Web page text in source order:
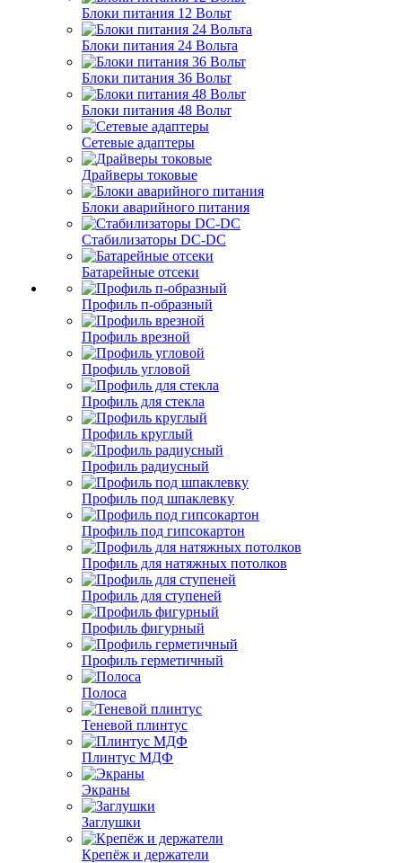
Блоки питания 12 Вольт
Блоки питания 24 Вольта
Блоки питания 36 Вольт
Блоки питания 48 Вольт
Сетевые адаптеры
Драйверы токовые
Блоки аварийного питания
Стабилизаторы DC-DC
Батарейные отсеки
Профиль п-образный
Профиль врезной
Профиль угловой
Профиль для стекла
Профиль круглый
Профиль радиусный
Профиль под шпаклевку
Профиль под гипсокартон
Профиль для натяжных потолков
Профиль для ступеней
Профиль фигурный
Профиль герметичный
Полоса
Теневой плинтус
Плинтус МДФ
Экраны
Заглушки
Крепёж и держатели